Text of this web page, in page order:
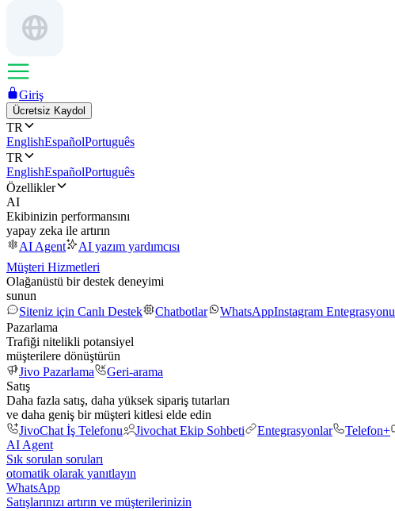
Giriş
Ücretsiz Kaydol
TR
EnglishEspañolPortuguês
TR
EnglishEspañolPortuguês
Özellikler
AI
Ekibinizin performansını
yapay zeka ile artırın
AI Agent
AI yazım yardımcısı
Müşteri Hizmetleri
Olağanüstü bir destek deneyimi
sunun
Siteniz için Canlı Destek
Chatbotlar WhatsAppInstagram Entegrasyonu
Pazarlama
Trafiği nitelikli potansiyel
müşterilere dönüştürün
Jivo Pazarlama
Geri-arama
Satış
Daha fazla satış, daha yüksek sipariş tutarları
ve daha geniş bir müşteri kitlesi elde edin
JivoChat İş Telefonu
Jivochat Ekip Sohbeti Entegrasyonlar Telefon+
AI Agent
Sık sorulan soruları
otomatik olarak yanıtlayın
WhatsApp
Satışlarınızı artırın ve müşterilerinizin